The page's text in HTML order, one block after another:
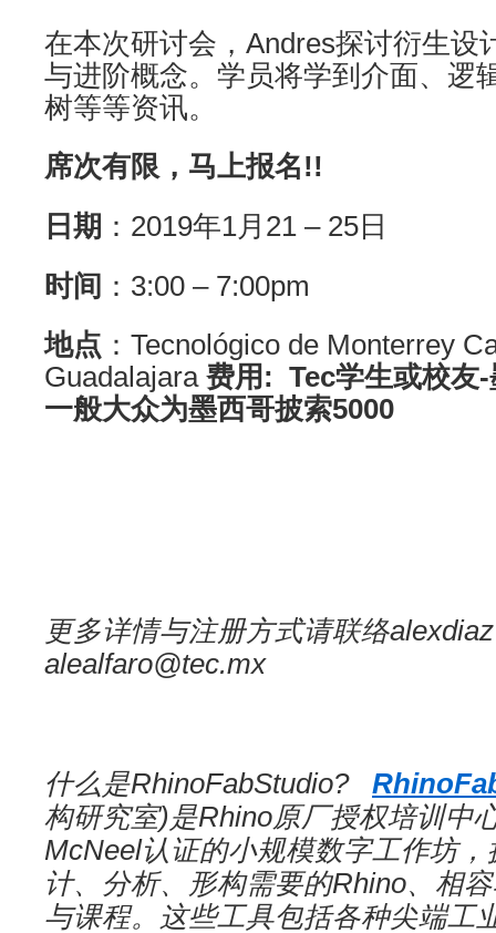
在本次研讨会，Andres探讨衍生设
与进阶概念。学员将学到介面、逻
树等等资讯。
席次有限，马上报名!!
日期 ：2019年1月21 – 25日
时间 ：3:00 – 7:00pm
地点 ：Tecnológico de Monterrey
Guadalajara 费用: Tec学生或校友
一般大众为墨西哥披索5000
更多详情与注册方式请联络
alealfaro@tec.mx
什么是RhinoFabStudio?
构研究室)是Rhino原厂授权培训中
McNeel认证的小规模数字工作坊
计、分析、形构需要的Rhino、相
与课程。这些工具包括各种尖端工